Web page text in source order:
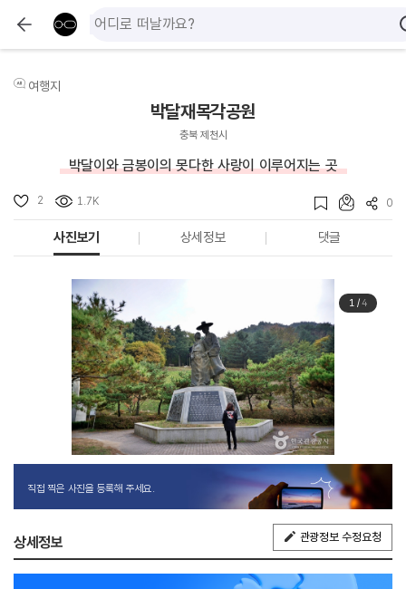
여행지
박달재목각공원
충북 제천시
박달이와 금봉이의 못다한 사랑이 이루어지는 곳
2 1.7K 0
사진보기 상세정보 댓글
1/4
직접 찍은 사진을 등록해 주세요.
상세정보 관광정보 수정요청